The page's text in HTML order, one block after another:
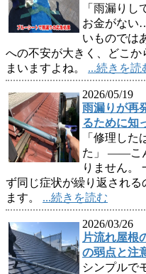
「雨漏り
お金がない
いものでは
への不安が大きく、どこ
まいますよね。 ...続きを読
2026/05/19
雨漏りが再
るために知
「修理し
た」 ——こ
りません。
ず同じ症状が繰り返される
ます。 ...続きを読む
2026/03/26
片流れ屋根
の弱点と注
シンプルで